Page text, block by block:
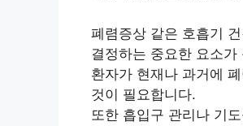
폐렴증상 같은 호흡기
결정하는 중요한 요소가
환자가 현재나 과거에
것이 필요합니다.
또한 흡입구 관리나 기